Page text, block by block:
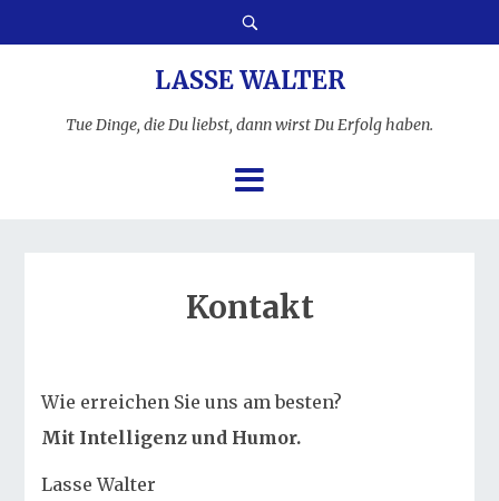
LASSE WALTER
Tue Dinge, die Du liebst, dann wirst Du Erfolg haben.
Kontakt
Wie erreichen Sie uns am besten?
Mit Intelligenz und Humor.
Lasse Walter